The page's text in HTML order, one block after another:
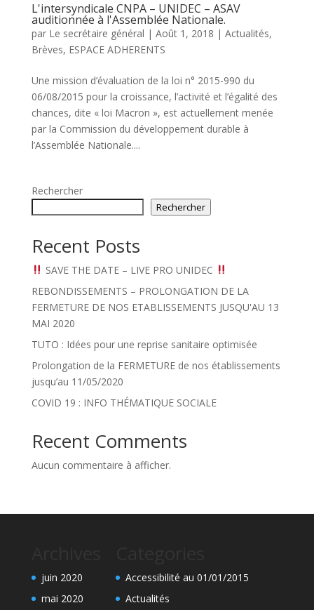
L'intersyndicale CNPA – UNIDEC – ASAV
auditionnée à l'Assemblée Nationale.
par Le secrétaire général | Août 1, 2018 | Actualités,
Brèves, ESPACE ADHERENTS
Une mission d’évaluation de la loi n° 2015-990 du
06/08/2015 pour la croissance, l’activité et l’égalité des
chances, dite « loi Macron », est actuellement menée
par la Commission du développement durable à
l’Assemblée Nationale....
Rechercher
Rechercher
Recent Posts
SAVE THE DATE – LIVE PRO UNIDEC
REBONDISSEMENTS – PROLONGATION DE LA
FERMETURE DE NOS ETABLISSEMENTS JUSQU'AU 13
MAI 2020
TUTO : Idées pour une reprise sanitaire optimisée
Prolongation de la FERMETURE de nos établissements
jusqu’au 11/05/2020
COVID 19 : INFO THÉMATIQUE SOCIALE
Recent Comments
Aucun commentaire à afficher.
juin 2020
mai 2020
Accessibilité au 01/01/2015
Actualités